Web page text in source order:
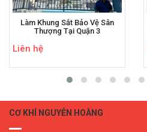
Làm Khung Sắt Bảo Vệ Sân
Thượng Tại Quận 3
Liên hệ
CƠ KHÍ NGUYỄN HOÀNG